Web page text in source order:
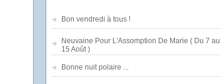
Bon vendredi à tous !
Neuvaine Pour L'Assomption De Marie ( Du 7 au
15 Août )
Bonne nuit polaire ...